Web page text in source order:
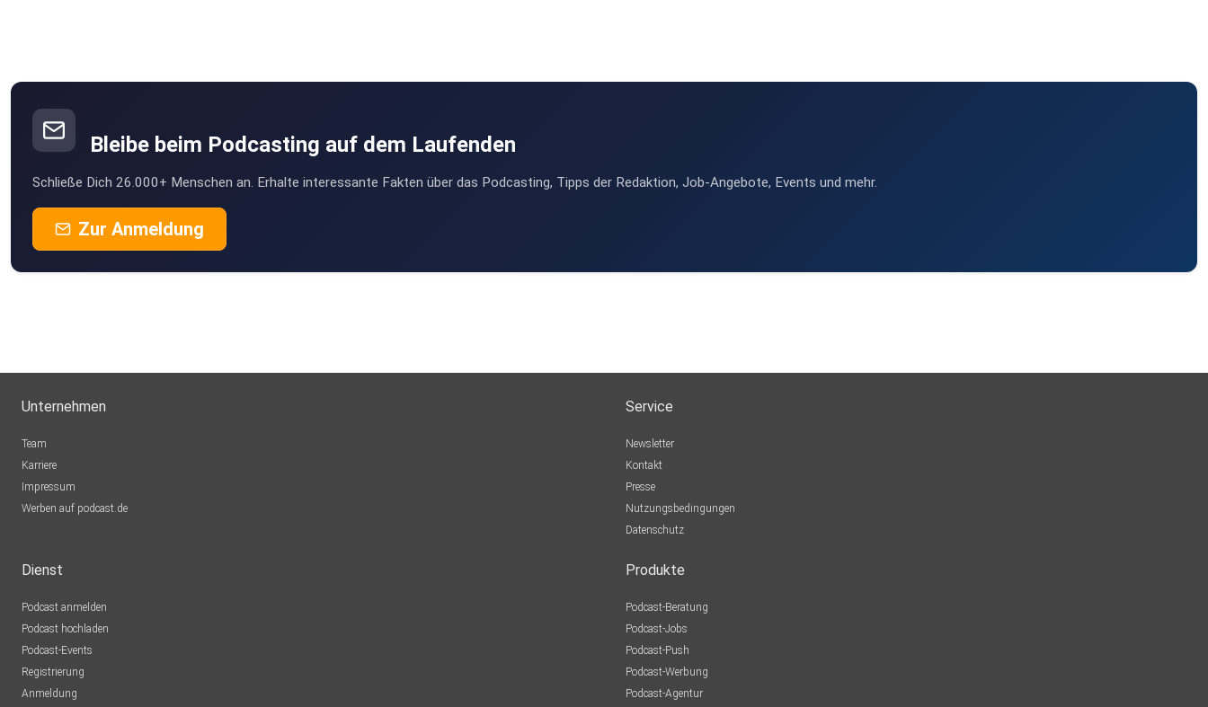
Bleibe beim Podcasting auf dem Laufenden
Schließe Dich 26.000+ Menschen an. Erhalte interessante Fakten über das Podcasting, Tipps der Redaktion, Job-Angebote, Events und mehr.
Zur Anmeldung
Unternehmen
Team
Karriere
Impressum
Werben auf podcast.de
Service
Newsletter
Kontakt
Presse
Nutzungsbedingungen
Datenschutz
Dienst
Podcast anmelden
Podcast hochladen
Podcast-Events
Registrierung
Anmeldung
Produkte
Podcast-Beratung
Podcast-Jobs
Podcast-Push
Podcast-Werbung
Podcast-Agentur